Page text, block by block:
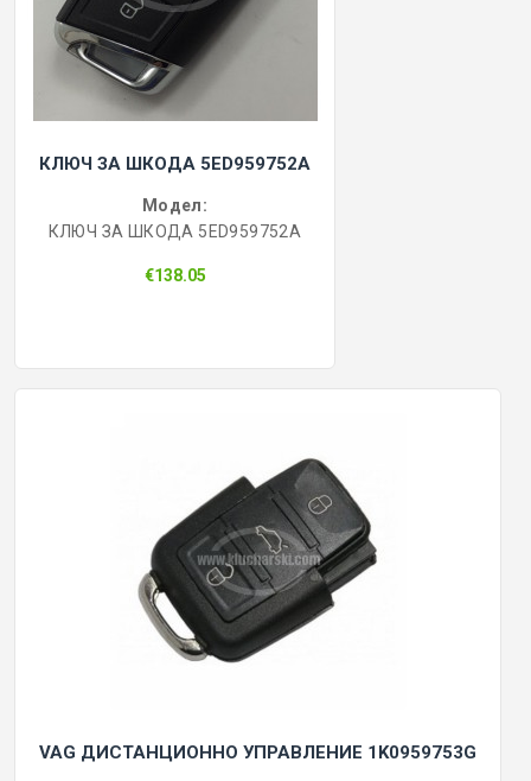
КЛЮЧ ЗА ШКОДА 5ED959752A
Модел:
КЛЮЧ ЗА ШКОДА 5ED959752A
€138.05
VAG ДИСТАНЦИОННО УПРАВЛЕНИЕ 1K0959753G